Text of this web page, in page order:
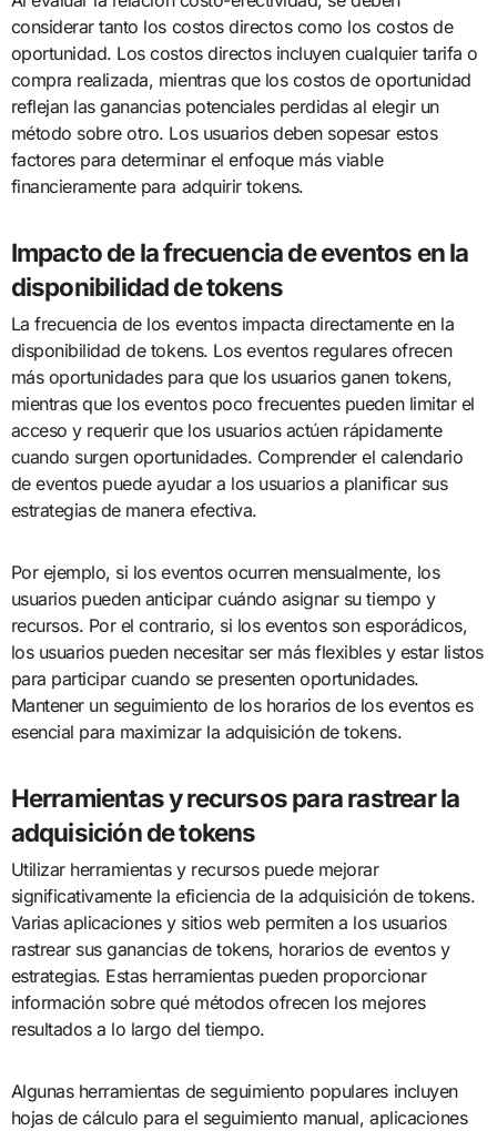
considerar tanto los costos directos como los costos de
oportunidad. Los costos directos incluyen cualquier tarifa o
compra realizada, mientras que los costos de oportunidad
reflejan las ganancias potenciales perdidas al elegir un
método sobre otro. Los usuarios deben sopesar estos
factores para determinar el enfoque más viable
financieramente para adquirir tokens.
Impacto de la frecuencia de eventos en la
disponibilidad de tokens
La frecuencia de los eventos impacta directamente en la
disponibilidad de tokens. Los eventos regulares ofrecen
más oportunidades para que los usuarios ganen tokens,
mientras que los eventos poco frecuentes pueden limitar el
acceso y requerir que los usuarios actúen rápidamente
cuando surgen oportunidades. Comprender el calendario
de eventos puede ayudar a los usuarios a planificar sus
estrategias de manera efectiva.
Por ejemplo, si los eventos ocurren mensualmente, los
usuarios pueden anticipar cuándo asignar su tiempo y
recursos. Por el contrario, si los eventos son esporádicos,
los usuarios pueden necesitar ser más flexibles y estar listos
para participar cuando se presenten oportunidades.
Mantener un seguimiento de los horarios de los eventos es
esencial para maximizar la adquisición de tokens.
Herramientas y recursos para rastrear la
adquisición de tokens
Utilizar herramientas y recursos puede mejorar
significativamente la eficiencia de la adquisición de tokens.
Varias aplicaciones y sitios web permiten a los usuarios
rastrear sus ganancias de tokens, horarios de eventos y
estrategias. Estas herramientas pueden proporcionar
información sobre qué métodos ofrecen los mejores
resultados a lo largo del tiempo.
Algunas herramientas de seguimiento populares incluyen
hojas de cálculo para el seguimiento manual, aplicaciones